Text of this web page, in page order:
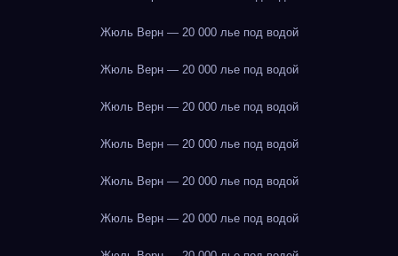
Жюль Верн — 20 000 лье под водой
Жюль Верн — 20 000 лье под водой
Жюль Верн — 20 000 лье под водой
Жюль Верн — 20 000 лье под водой
Жюль Верн — 20 000 лье под водой
Жюль Верн — 20 000 лье под водой